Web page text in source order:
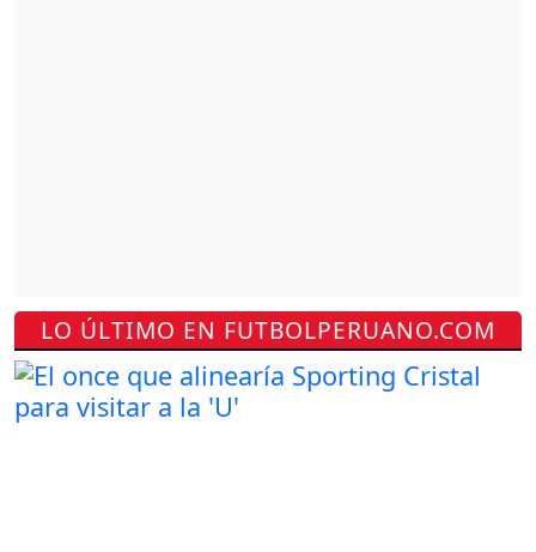
LO ÚLTIMO EN FUTBOLPERUANO.COM